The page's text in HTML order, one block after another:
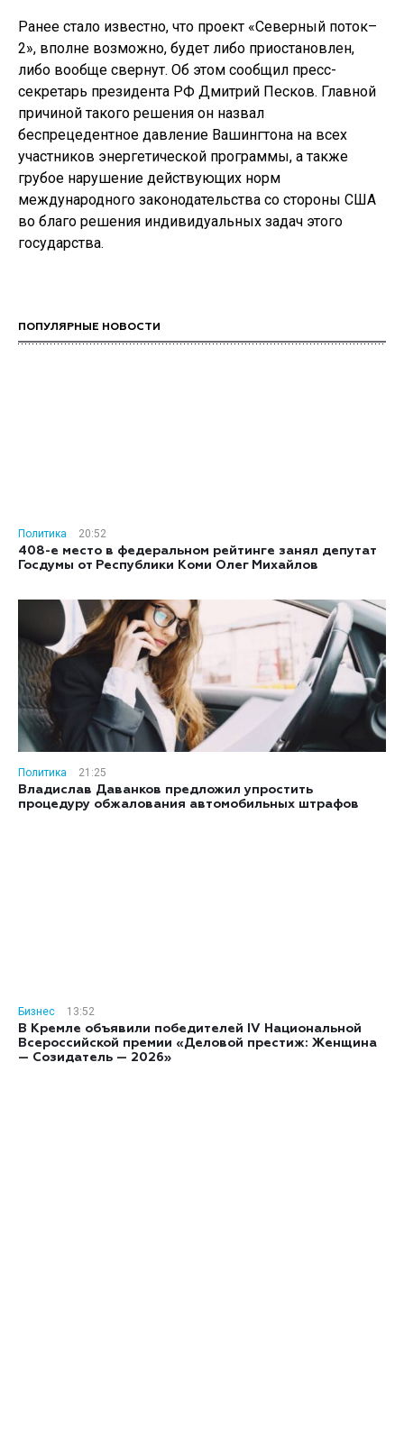
Ранее стало известно, что проект «Северный поток–
2», вполне возможно, будет либо приостановлен,
либо вообще свернут. Об этом сообщил пресс-
секретарь президента РФ Дмитрий Песков. Главной
причиной такого решения он назвал
беспрецедентное давление Вашингтона на всех
участников энергетической программы, а также
грубое нарушение действующих норм
международного законодательства со стороны США
во благо решения индивидуальных задач этого
государства.
ПОПУЛЯРНЫЕ НОВОСТИ
Политика
20:52
408-е место в федеральном рейтинге занял депутат
Госдумы от Республики Коми Олег Михайлов
Политика
21:25
Владислав Даванков предложил упростить
процедуру обжалования автомобильных штрафов
Бизнес
13:52
В Кремле объявили победителей IV Национальной
Всероссийской премии «Деловой престиж: Женщина
— Созидатель — 2026»